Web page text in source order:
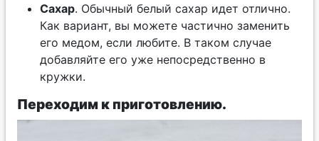
Сахар. Обычный белый сахар идет отлично.
Как вариант, вы можете частично заменить
его медом, если любите. В таком случае
добавляйте его уже непосредственно в
кружки.
Переходим к приготовлению.